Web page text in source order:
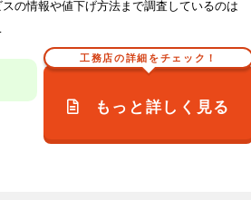
の情報や値下げ方法まで調査しているのは
工務店の詳細をチェック！
もっと詳しく見る